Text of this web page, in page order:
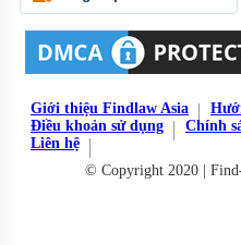
Giới thiệu Findlaw Asia
Điều khoản sử dụng
Chính
Liên hệ
© Copyright 2020 |